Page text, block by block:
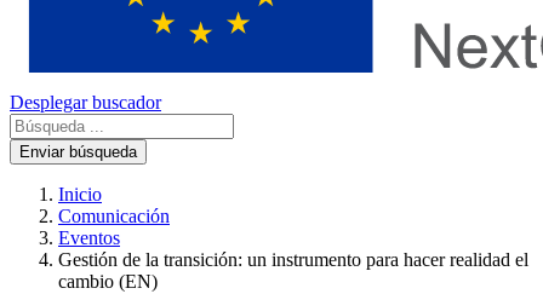
Desplegar buscador
Enviar búsqueda
Inicio
Comunicación
Eventos
Gestión de la transición: un instrumento para hacer realidad el
cambio (EN)